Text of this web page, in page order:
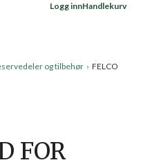
Logg innHandlekurv
og tilbehør › FELCO
FOR